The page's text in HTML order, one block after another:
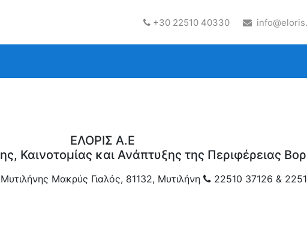
+30 22510 40330
ΕΛΟΡΙΣ Α.Ε
Καινοτομίας και Ανάπτυξης της Περιφέρειας
Μακρύς Γιαλός, 81132, Μυτιλήνη 22510 37126 &